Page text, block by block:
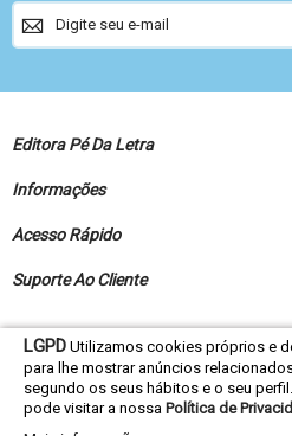
LGPD Utilizamos cookies próprios e
para lhe mostrar anúncios
segundo os seus hábitos e o seu
pode visitar a nossa Política de
Sign
Up
for
Newsletter:
Editora Pé Da Letra
Informações
Acesso Rápido
Suporte Ao Cliente
© 2022 Editora Pé da Letra -